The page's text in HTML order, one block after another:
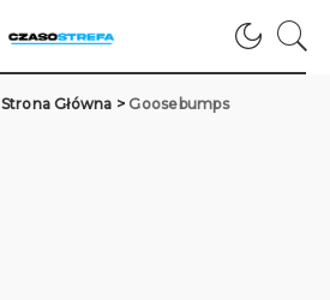
Strona Główna > Goosebumps